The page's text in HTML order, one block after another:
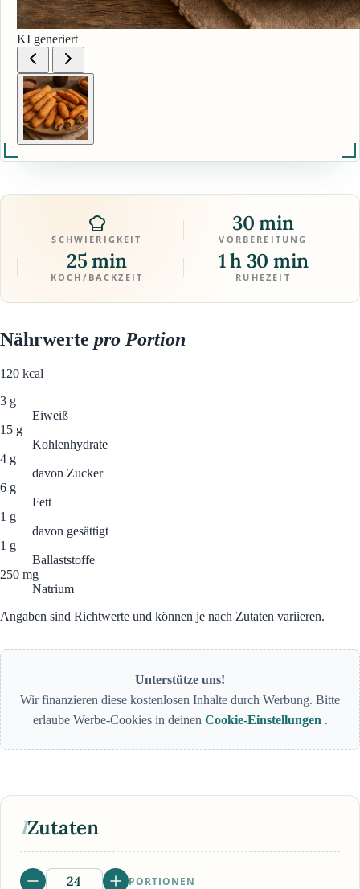
KI generiert
SCHWIERIGKEIT
30 min
VORBEREITUNG
25 min
KOCH/BACKZEIT
1 h 30 min
RUHEZEIT
Nährwerte pro Portion
120 kcal
3 g
Eiweiß
15 g
Kohlenhydrate
4 g
davon Zucker
6 g
Fett
1 g
davon gesättigt
1 g
Ballaststoffe
250 mg
Natrium
Angaben sind Richtwerte und können je nach Zutaten variieren.
Unterstütze uns!
Wir finanzieren diese kostenlosen Inhalte durch Werbung. Bitte
erlaube Werbe-Cookies in deinen Cookie-Einstellungen .
IZutaten
PORTIONEN